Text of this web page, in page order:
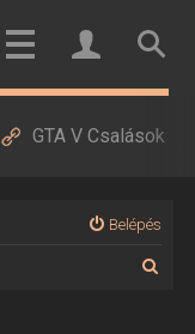
GTA V Csalások
Belépés